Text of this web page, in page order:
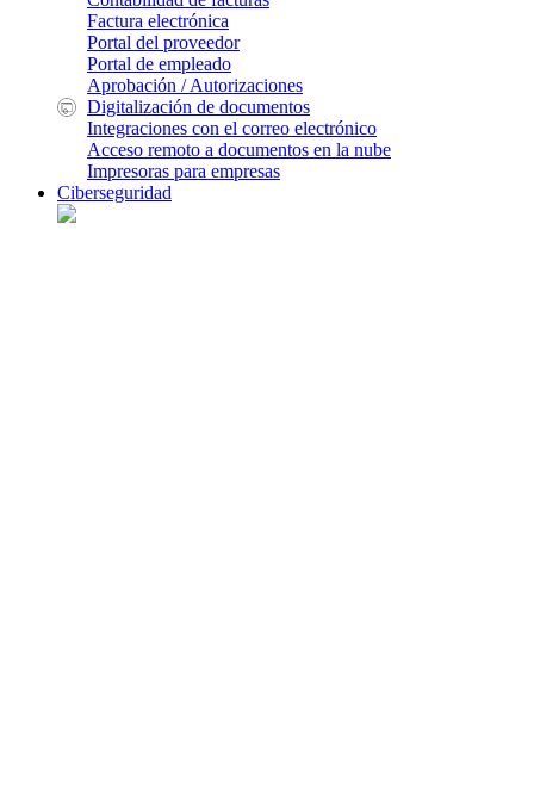
Factura electrónica
Portal del proveedor
Portal de empleado
Aprobación / Autorizaciones
Digitalización de documentos
Integraciones con el correo electrónico
Acceso remoto a documentos en la nube
Impresoras para empresas
Ciberseguridad